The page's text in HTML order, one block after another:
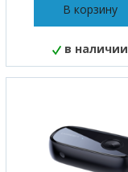
В корзину
в наличии